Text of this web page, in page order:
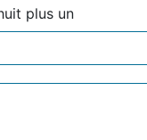
plus un